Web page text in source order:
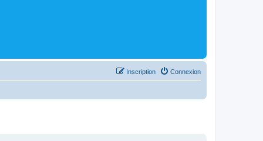
Connexion
Inscription